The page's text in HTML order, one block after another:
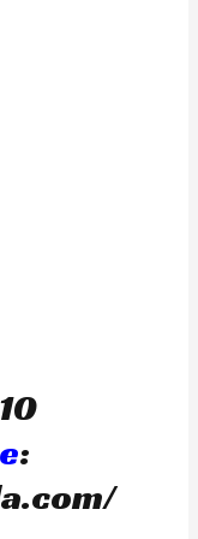
: